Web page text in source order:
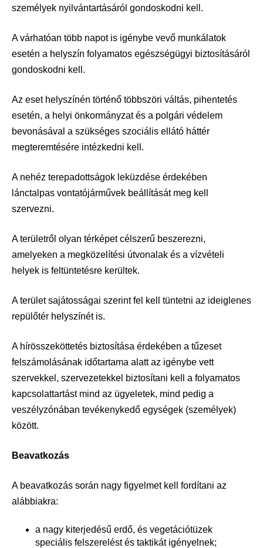
személyek nyilvántartásáról gondoskodni kell.
A várhatóan több napot is igénybe vevő munkálatok
esetén a helyszín folyamatos egészségügyi biztosításáról
gondoskodni kell.
Az eset helyszínén történő többszöri váltás, pihentetés
esetén, a helyi önkormányzat és a polgári védelem
bevonásával a szükséges szociális ellátó háttér
megteremtésére intézkedni kell.
A nehéz terepadottságok leküzdése érdekében
lánctalpas vontatójárművek beállítását meg kell
szervezni.
A területről olyan térképet célszerű beszerezni,
amelyeken a megközelítési útvonalak és a vízvételi
helyek is feltüntetésre kerültek.
A terület sajátosságai szerint fel kell tüntetni az ideiglenes
repülőtér helyszínét is.
A hírösszeköttetés biztosítása érdekében a tűzeset
felszámolásának időtartama alatt az igénybe vett
szervekkel, szervezetekkel biztosítani kell a folyamatos
kapcsolattartást mind az ügyeletek, mind pedig a
veszélyzónában tevékenykedő egységek (személyek)
között.
Beavatkozás
A beavatkozás során nagy figyelmet kell fordítani az
alábbiakra:
a nagy kiterjedésű erdő, és vegetációtüzek
speciális felszerelést és taktikát igényelnek;